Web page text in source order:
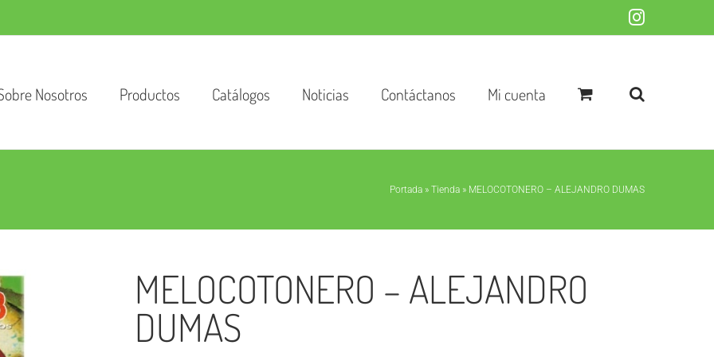
Instagram
Nosotros Productos Catálogos Noticias Contáctanos Mi cuenta
Portada » Tienda » MELOCOTONERO – ALEJANDRO DUMAS
MELOCOTONERO – ALEJANDRO
DUMAS